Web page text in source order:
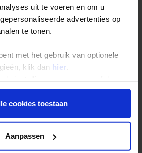
uit te voeren en om u
advertenties op
te tonen.
met het gebruik van optionele
klik dan hier .
op elk gewenst moment voor de
cookies toestaan
Aanpassen